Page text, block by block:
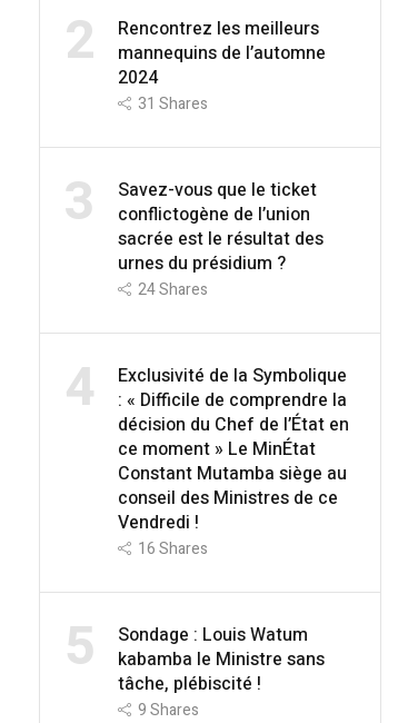
2
Rencontrez les meilleurs
mannequins de l’automne
2024
31 Shares
3
Savez-vous que le ticket
conflictogène de l’union
sacrée est le résultat des
urnes du présidium ?
24Shares
4
Exclusivité de la Symbolique
: « Difficile de comprendre la
décision du Chef de l’État en
ce moment » Le MinÉtat
Constant Mutamba siège au
conseil des Ministres de ce
Vendredi !
16Shares
5
Sondage : Louis Watum
kabamba le Ministre sans
tâche, plébiscité !
9Shares